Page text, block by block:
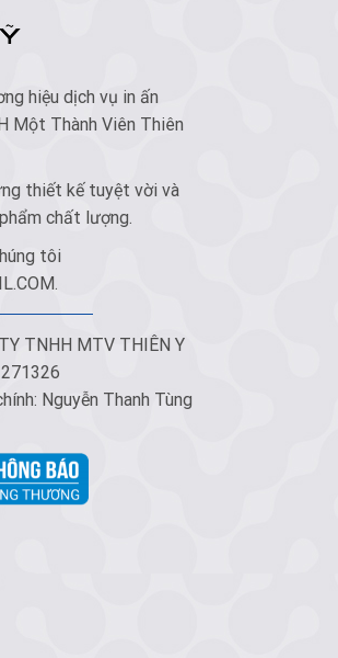
hiệu dịch vụ in ấn
Một Thành Viên Thiên
thiết kế tuyệt vời và
chất lượng.
tôi
.
TNHH MTV THIÊN Y
Nguyễn Thanh Tùng